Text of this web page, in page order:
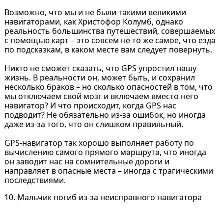
Возможно, что мы и не были такими великими
навигаторами, как Христофор Колумб, однако
реальность большинства путешествий, совершаемых
с помощью карт – это совсем не то же самое, что езда
по подсказкам, в каком месте вам следует повернуть.
Никто не сможет сказать, что GPS упростил нашу
жизнь. В реальности он, может быть, и сохранил
несколько браков – но сколько опасностей в том, что
мы отключаем свой мозг и включаем вместо него
навигатор? И что происходит, когда GPS нас
подводит? Не обязательно из-за ошибок, но иногда
даже из-за того, что он слишком правильный.
GPS-навигатор так хорошо выполняет работу по
вычислению самого прямого маршрута, что иногда
он заводит нас на сомнительные дороги и
направляет в опасные места – иногда с трагическими
последствиями.
10. Мальчик погиб из-за неисправного навигатора